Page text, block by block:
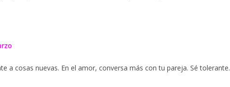
a cosas nuevas. En el amor, conversa más con tu pareja. Sé tolerante.